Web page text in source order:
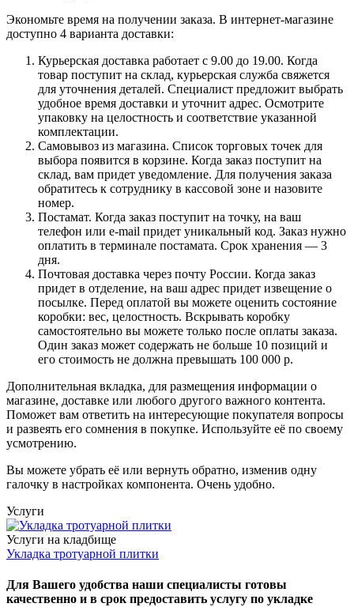
Экономьте время на получении заказа. В интернет-магазине
доступно 4 варианта доставки:
Курьерская доставка работает с 9.00 до 19.00. Когда
товар поступит на склад, курьерская служба свяжется
для уточнения деталей. Специалист предложит выбрать
удобное время доставки и уточнит адрес. Осмотрите
упаковку на целостность и соответствие указанной
комплектации.
Самовывоз из магазина. Список торговых точек для
выбора появится в корзине. Когда заказ поступит на
склад, вам придет уведомление. Для получения заказа
обратитесь к сотруднику в кассовой зоне и назовите
номер.
Постамат. Когда заказ поступит на точку, на ваш
телефон или e-mail придет уникальный код. Заказ нужно
оплатить в терминале постамата. Срок хранения — 3
дня.
Почтовая доставка через почту России. Когда заказ
придет в отделение, на ваш адрес придет извещение о
посылке. Перед оплатой вы можете оценить состояние
коробки: вес, целостность. Вскрывать коробку
самостоятельно вы можете только после оплаты заказа.
Один заказ может содержать не больше 10 позиций и
его стоимость не должна превышать 100 000 р.
Дополнительная вкладка, для размещения информации о
магазине, доставке или любого другого важного контента.
Поможет вам ответить на интересующие покупателя вопросы
и развеять его сомнения в покупке. Используйте её по своему
усмотрению.
Вы можете убрать её или вернуть обратно, изменив одну
галочку в настройках компонента. Очень удобно.
Услуги
Услуги на кладбище
Укладка тротуарной плитки
Для Вашего удобства наши специалисты готовы
качественно и в срок предоставить услугу по укладке